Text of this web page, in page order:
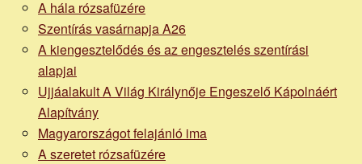
A hála rózsafüzére
Szentírás vasárnapja A26
A kiengesztelődés és az engesztelés szentírási
alapjai
Ujjáalakult A Világ Királynője Engeszelő Kápolnáért
Alapítvány
Magyarországot felajánló ima
A szeretet rózsafüzére